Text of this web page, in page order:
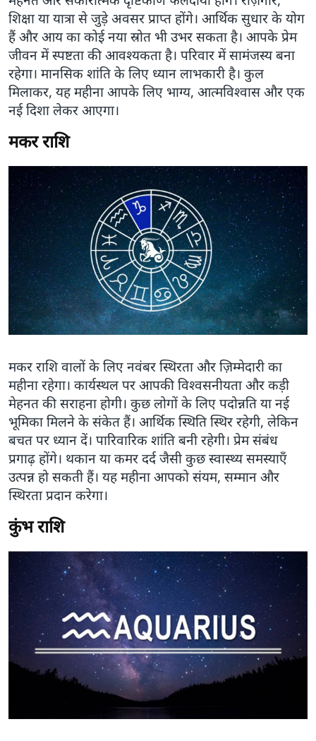
शिक्षा या यात्रा से जुड़े अवसर प्राप्त होंगे। आर्थिक सुधार के योग
हैं और आय का कोई नया स्रोत भी उभर सकता है। आपके प्रेम
जीवन में स्पष्टता की आवश्यकता है। परिवार में सामंजस्य बना
रहेगा। मानसिक शांति के लिए ध्यान लाभकारी है। कुल
मिलाकर, यह महीना आपके लिए भाग्य, आत्मविश्वास और एक
नई दिशा लेकर आएगा।
मकर राशि
मकर राशि वालों के लिए नवंबर स्थिरता और ज़िम्मेदारी का
महीना रहेगा। कार्यस्थल पर आपकी विश्वसनीयता और कड़ी
मेहनत की सराहना होगी। कुछ लोगों के लिए पदोन्नति या नई
भूमिका मिलने के संकेत हैं। आर्थिक स्थिति स्थिर रहेगी, लेकिन
बचत पर ध्यान दें। पारिवारिक शांति बनी रहेगी। प्रेम संबंध
प्रगाढ़ होंगे। थकान या कमर दर्द जैसी कुछ स्वास्थ्य समस्याएँ
उत्पन्न हो सकती हैं। यह महीना आपको संयम, सम्मान और
स्थिरता प्रदान करेगा।
कुंभ राशि